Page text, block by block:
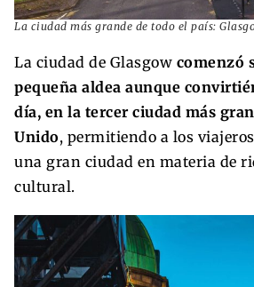
La ciudad más grande de todo el país:
La ciudad de Glasgow comenzó
pequeña aldea aunque
día, en la tercer ciudad más
Unido, permitiendo a los
una gran ciudad en materia de
cultural.